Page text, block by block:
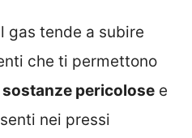
gas tende a subire
che ti permettono
sostanze pericolose e
nei pressi